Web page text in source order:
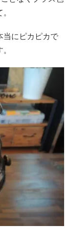
当にピカピカで